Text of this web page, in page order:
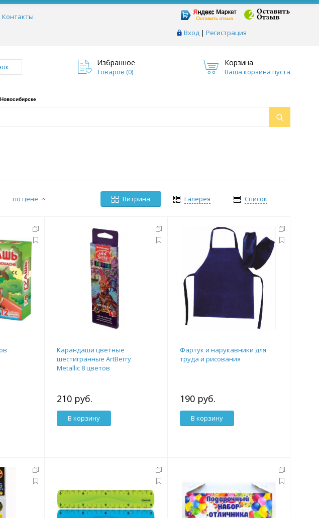
Вход | Регистрация
Контакты
Избранное
Товаров (0)
Корзина
Ваша корзина пуста
Список
Галерея
Витрина
по цене
Карандаши цветные
шестигранные ArtBerry
Metallic 8 цветов
210 руб.
В корзину
Фартук и нарукавники для
труда и рисования
190 руб.
В корзину